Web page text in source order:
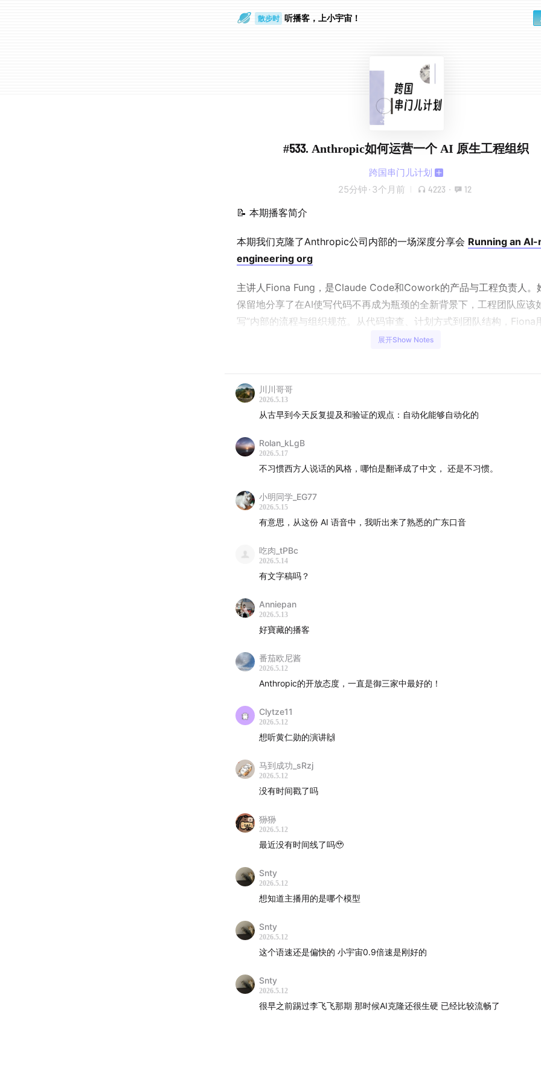
散步时 听播客，上小宇宙！
#533. Anthropic如何运营一个 AI 原生工程组织
跨国串门儿计划
25分钟 · 3个月前 4223 · 12
📝 本期播客简介
本期我们克隆了Anthropic公司内部的一场深度分享会 Running an AI-
engineering org
主讲人Fiona Fung，是Claude Code和Cowork的产品与工程负责人。
保留地分享了在AI使写代码不再成为瓶颈的全新背景下，工程团队应该
写”内部的流程与组织规范。从代码审查、计划方式到团队结构，Fiona
Claude Code团队的真实案例揭示：以前管用的东西今天未必还管用。
👤 本期嘉宾
加入Anthropic之前，她曾在Meta和微软带领多个大型产品团队，拥有
程管理经验。
🌟 精彩内容
💡 瓶颈转移：当写代码不再昂贵
Fiona 指出，随着 Claude 等AI工具将代码编写的成本急剧拉低，过去
团队会被过时的规范拖累。
“当瓶颈转移后，你怎么去调整它周边的一切？”
🛠️ 技术讨论新范式：代码说了算
在 Claude Code 团队，技术争论不再依靠漫长的设计文档评审，而是
多个可运行的 PR 进行对比。Fiona 分享了她为一次重构生成三个不同方
身经历，展示了如何在讨论实现的同时评估对下游的影响，大大加快了
“在技术讨论里，代码说了算。”
🚀 组织扁平化：经理从IC做起
为了保持敏捷和深度的产品理解，Fiona 坚持极度扁平的组织结构，并
团队的压力，要求所有经理先以个人贡献者身份加入，亲自使用
“我要求 Claude Code 团队里的每个经理，一开始都得先当 IC。”
🧹 “最吵工作流”法则：干掉那些没用的流程
Fiona 用亲身经历说明，许多流程只是惯性存在，早已失去价值。她建
现在还有用吗？”往往答案就是把它直接取消。
“明确给你许可，去干掉那些流程。因为，流程它自己能把自个儿玩死。”
展开Show Notes
川川哥哥
2026.5.13
从古早到今天反复提及和验证的观点：自动化能够自动化的
Rolan_kLgB
2026.5.17
不习惯西方人说话的风格，哪怕是翻译成了中文， 还是不习惯。
小明同学_EG77
2026.5.15
有意思，从这份 AI 语音中，我听出来了熟悉的广东口音
吃肉_tPBc
2026.5.14
有文字稿吗？
Anniepan
2026.5.13
好寶藏的播客
番茄欧尼酱
2026.5.12
Anthropic的开放态度，一直是御三家中最好的！
Clytze11
2026.5.12
想听黄仁勋的演讲🙌
马到成功_sRzj
2026.5.12
没有时间戳了吗
狲狲
2026.5.12
最近没有时间线了吗🥹
Snty
2026.5.12
想知道主播用的是哪个模型
Snty
2026.5.12
这个语速还是偏快的 小宇宙0.9倍速是刚好的
Snty
2026.5.12
很早之前踢过李飞飞那期 那时候AI克隆还很生硬 已经比较流畅了